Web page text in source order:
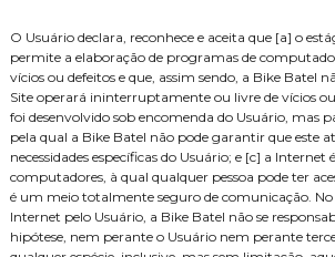
O Usuário declara, reconhece e aceita que [a] o
permite a elaboração de programas de
vícios ou defeitos e que, assim sendo, a Bike Batel
Site operará ininterruptamente ou livre de vícios
foi desenvolvido sob encomenda do Usuário, mas
pela qual a Bike Batel não pode garantir que este
necessidades específicas do Usuário; e [c] a
computadores, à qual qualquer pessoa pode ter
é um meio totalmente seguro de comunicação. No
Internet pelo Usuário, a Bike Batel não se
hipótese, nem perante o Usuário nem perante